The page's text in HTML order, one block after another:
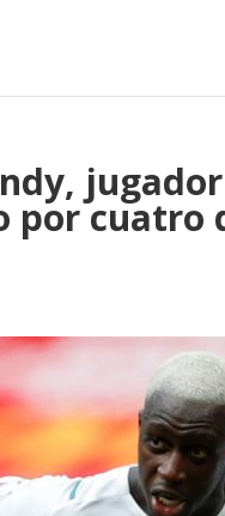
por cuatro